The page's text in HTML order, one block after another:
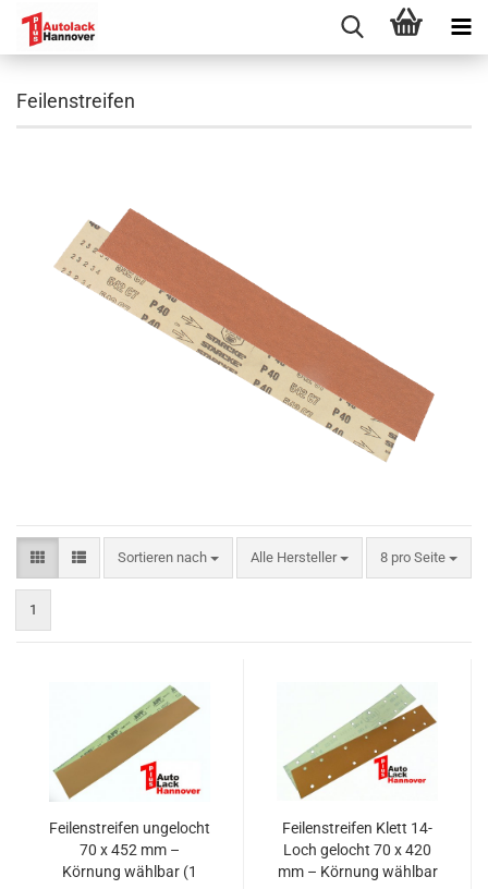
Feilenstreifen
Sortieren nach
Sortieren nach Alle Hersteller 8 pro Seite
pro Seite
1
Feilenstreifen ungelocht
70 x 452 mm –
Körnung wählbar (1
Feilenstreifen Klett 14-
Loch gelocht 70 x 420
mm – Körnung wählbar